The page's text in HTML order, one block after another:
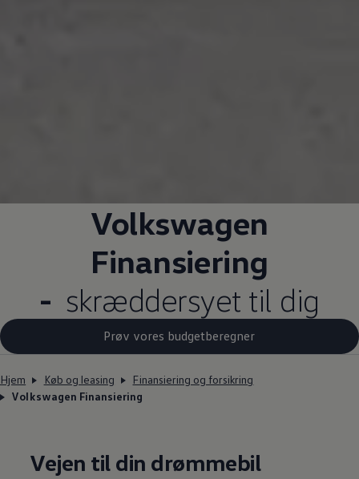
Volkswagen
Finansiering
- skræddersyet til dig
Prøv vores budgetberegner
Hjem Køb og leasing
Finansiering og forsikring
Volkswagen Finansiering
Vejen til din drømmebil